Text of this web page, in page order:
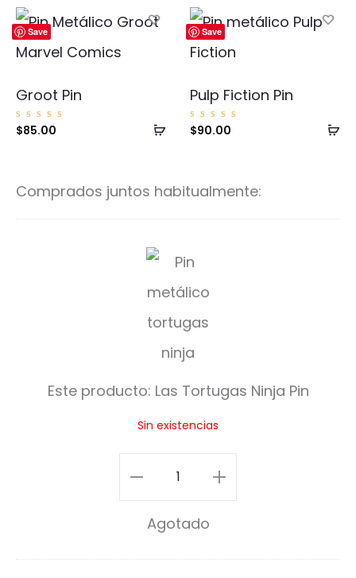
carrito
Save
Añadir
Groot Pin
Valorad
o con
$85.00
Save
Pulp Fiction Pin
Valorad
o con
$90.00
Comprados juntos habitualmente:
L
a
s
T
t
g
a
s
Este producto: Las Tortugas Ninja Pin
Sin existencias
Las
Tortugas
Ninja
Pin
Agotado